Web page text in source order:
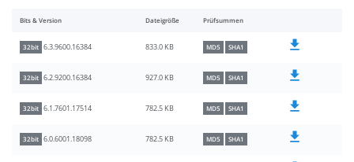
Bits & Version Dateigröße Prüfsummen
32bit 6.3.9600.16384 833.0 KB MD5 SHA1
32bit 6.2.9200.16384 927.0 KB MD5 SHA1
32bit 6.1.7601.17514 782.5 KB MD5 SHA1
32bit 6.0.6001.18098 782.5 KB MD5 SHA1